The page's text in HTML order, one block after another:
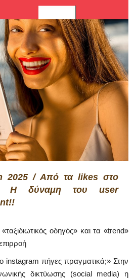
2025 / Από τα likes στο
Η δύναμη του user
οδηγός» και τα «trend»
instagram πήγες πραγματικά;» Στην
δικτύωσης (social media) η